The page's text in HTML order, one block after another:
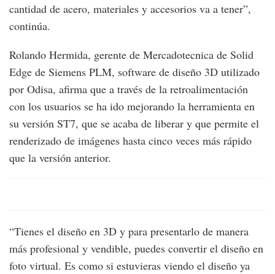
cantidad de acero, materiales y accesorios va a tener”,
continúa.
Rolando Hermida, gerente de Mercadotecnica de Solid
Edge de Siemens PLM, software de diseño 3D utilizado
por Odisa, afirma que a través de la retroalimentación
con los usuarios se ha ido mejorando la herramienta en
su versión ST7, que se acaba de liberar y que permite el
renderizado de imágenes hasta cinco veces más rápido
que la versión anterior.
“Tienes el diseño en 3D y para presentarlo de manera
más profesional y vendible, puedes convertir el diseño en
foto virtual. Es como si estuvieras viendo el diseño ya